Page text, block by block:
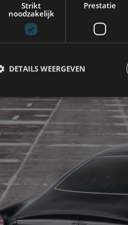
op een prijs van
maar nog altijd geen
Strikt
noodzakelijk
Prestatie
DETAILS WEERGEVEN
Strikt noodzakelijke cookies maken de
accountbeheer. De website kan niet goed
Naam
Aanbieder/
Domein
cf_clearance
Inc.
.autorai.nl